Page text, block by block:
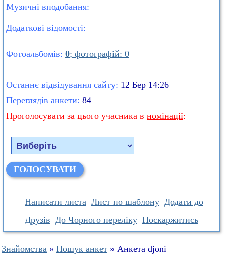
Музичні вподобання:
Додаткові відомості:
Фотоальбомів: 0; фотографій: 0
Останнє відвідування сайту: 12 Бер 14:26
Переглядів анкети: 84
Проголосувати за цього учасника в номінації:
Написати листа Лист по шаблону Додати до
Друзів
До Чорного переліку Поскаржитись
Знайомства » Пошук анкет » Анкета djoni